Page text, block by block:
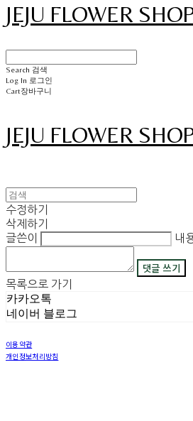
JEJU FLOWER
Search 검색
Log In 로그인
Cart장바구니
JEJU FLOWER
수정하기
삭제하기
글쓴이
내
댓글 쓰기
목록으로 가기
카카오톡
네이버 블로그
이용약관
개인정보처리방침